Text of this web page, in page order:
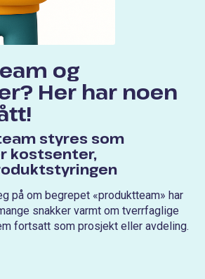
og
Her har noen
styres som
kostsenter,
på om begrepet «produktteam» har
snakker varmt om tverrfaglige
fortsatt som prosjekt eller avdeling.